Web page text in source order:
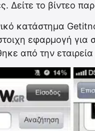
Δείτε το βίντεο
κατάστημα
εφαρμογή
από την